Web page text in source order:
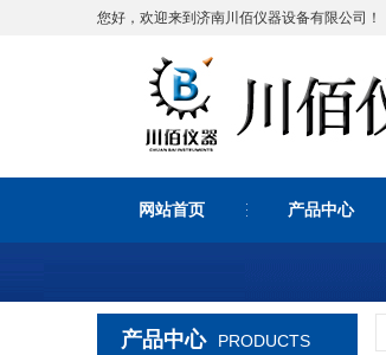
您好，欢迎来到济南川佰仪器设备有限公司！
网站首页 产品中心
产品中心 PRODUCTS